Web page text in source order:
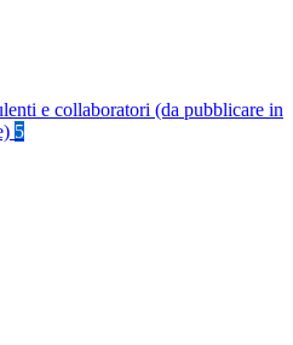
e collaboratori (da pubblicare in
5